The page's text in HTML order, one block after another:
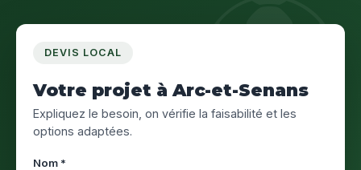
DEVIS LOCAL
Votre projet à Arc-et-Senans
Expliquez le besoin, on vérifie la faisabilité et les
options adaptées.
Nom *